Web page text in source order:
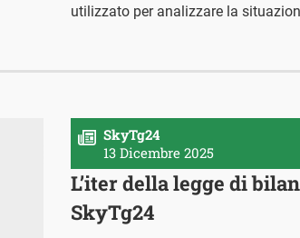
utilizzato per analizzare la
SkyTg24
13 Dicembre 2025
L’iter della legge di
SkyTg24